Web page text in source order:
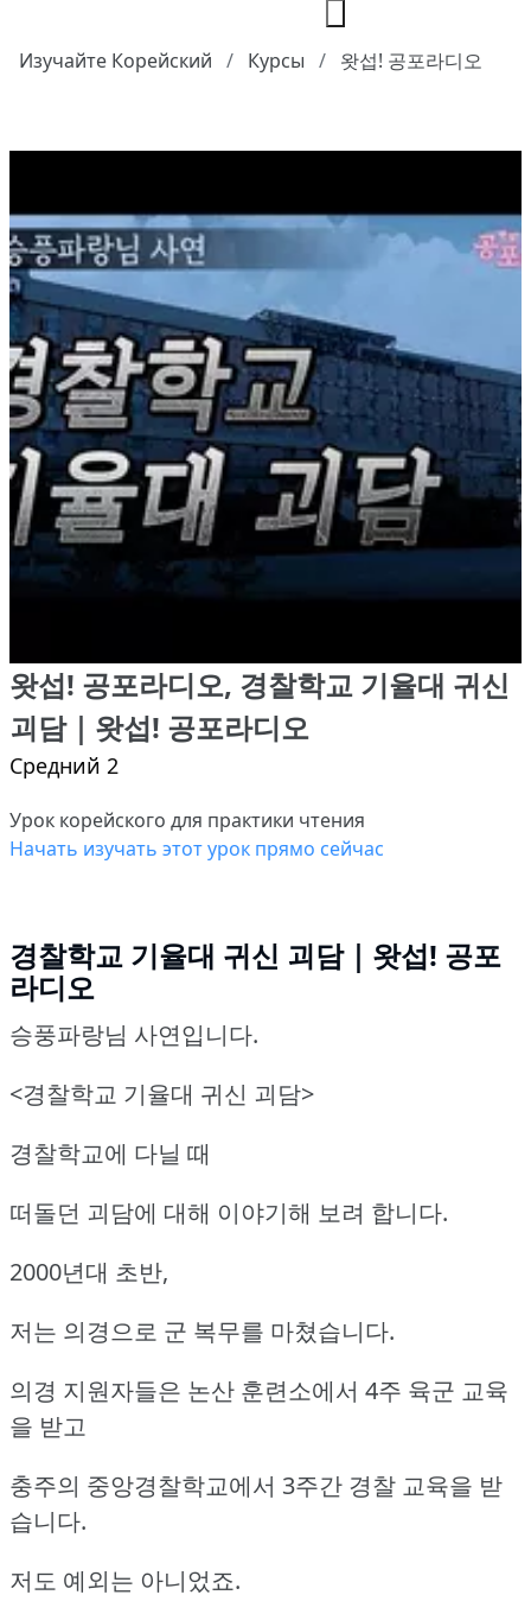
Изучайте Корейский Курсы 왓섭! 공포라디오
왓섭! 공포라디오, 경찰학교 기율대 귀신
괴담｜왓섭! 공포라디오
Средний 2
Урок корейского для практики чтения
Начать изучать этот урок прямо сейчас
경찰학교 기율대 귀신 괴담｜왓섭! 공포
라디오
승풍파랑님 사연입니다.
<경찰학교 기율대 귀신 괴담>
경찰학교에 다닐 때
떠돌던 괴담에 대해 이야기해 보려 합니다.
2000년대 초반,
저는 의경으로 군 복무를 마쳤습니다.
의경 지원자들은 논산 훈련소에서 4주 육군 교육
을 받고
충주의 중앙경찰학교에서 3주간 경찰 교육을 받
습니다.
저도 예외는 아니었죠.